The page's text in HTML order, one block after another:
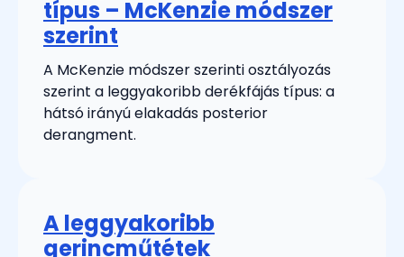
típus – McKenzie módszer
szerint
A McKenzie módszer szerinti osztályozás
szerint a leggyakoribb derékfájás típus: a
hátsó irányú elakadás posterior
derangment.
A leggyakoribb
gerincműtétek